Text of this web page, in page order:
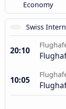
Economy
Swiss
20:10
10:05